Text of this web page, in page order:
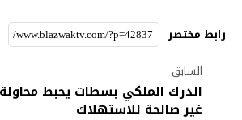
رابط مختصر
السابق
الدرك الملكي بسطات يحبط
غير صالحة للاستهلاك